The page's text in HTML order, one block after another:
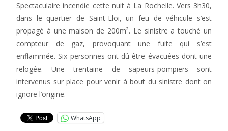
Spectaculaire incendie cette nuit à La Rochelle. Vers 3h30,
dans le quartier de Saint-Eloi, un feu de véhicule s’est
propagé à une maison de 200m². Le sinistre a touché un
compteur de gaz, provoquant une fuite qui s’est
enflammée. Six personnes ont dû être évacuées dont une
relogée. Une trentaine de sapeurs-pompiers sont
intervenus sur place pour venir à bout du sinistre dont on
ignore l’origine.
WhatsApp